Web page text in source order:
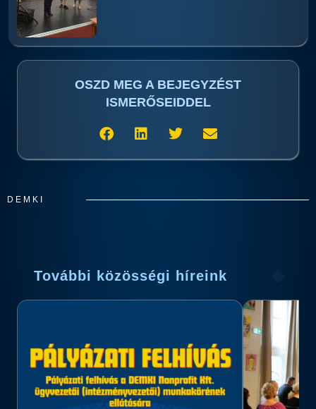
OSZD MEG A BEJEGYZÉST
ISMERŐSEIDDEL
DEMKI
További közösségi híreink